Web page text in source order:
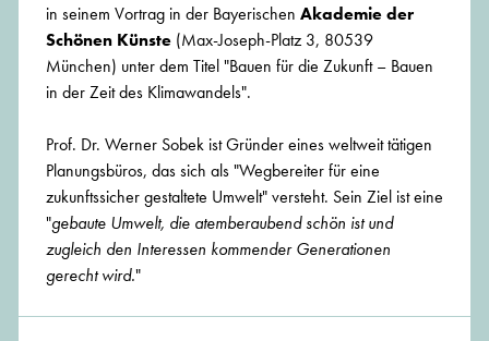
in seinem Vortrag in der Bayerischen Akademie der
Schönen Künste (Max-Joseph-Platz 3, 80539
München) unter dem Titel "Bauen für die Zukunft – Bauen
in der Zeit des Klimawandels".
Prof. Dr. Werner Sobek ist Gründer eines weltweit tätigen
Planungsbüros, das sich als "Wegbereiter für eine
zukunftssicher gestaltete Umwelt" versteht. Sein Ziel ist eine
"gebaute Umwelt, die atemberaubend schön ist und
zugleich den Interessen kommender Generationen
gerecht wird."